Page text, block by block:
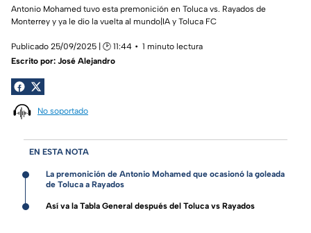
Antonio Mohamed tuvo esta premonición en Toluca vs. Rayados de
Monterrey y ya le dio la vuelta al mundo|IA y Toluca FC
Publicado 25/09/2025 | 🕑 11:44
1 minuto lectura
Escrito por: José Alejandro
No soportado
EN ESTA NOTA
La premonición de Antonio Mohamed que ocasionó la goleada
de Toluca a Rayados
Así va la Tabla General después del Toluca vs Rayados